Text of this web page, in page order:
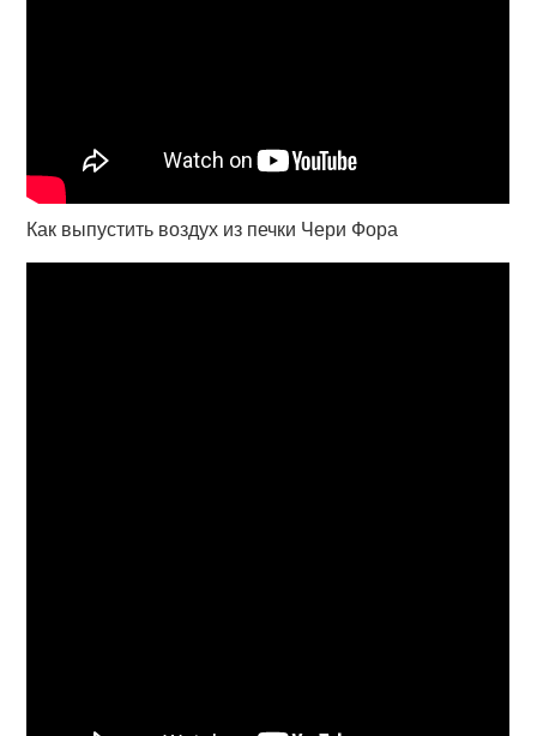
Как выпустить воздух из печки Чери Фора